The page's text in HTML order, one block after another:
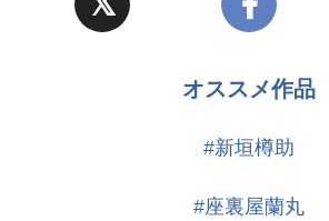
オススメ作品
#新垣樽助
#座裏屋蘭丸